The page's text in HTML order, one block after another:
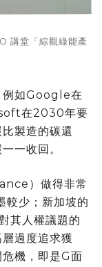
講堂「綜觀綠能產
例如Google在
在2030年要
製造的碳還
一收回。
）做得非常
較少；新加坡的
其人權議題的
過度追求獲
機，即是G面